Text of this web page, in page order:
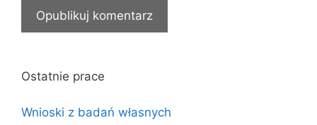
Ostatnie prace
Wnioski z badań własnych